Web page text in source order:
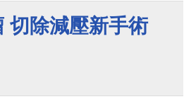
切除減壓新手術